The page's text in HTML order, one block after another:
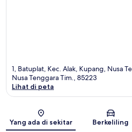
1, Batuplat, Kec. Alak, Kupang, Nusa
Nusa Tenggara Tim., 85223
Lihat di peta
Yang ada di sekitar Berkeliling